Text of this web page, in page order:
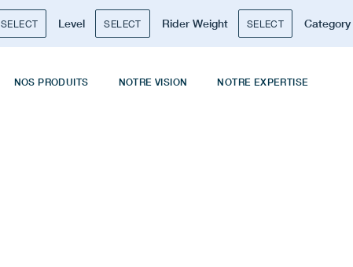
SELECT Level SELECT Rider Weight SELECT Category
NOS PRODUITS NOTRE VISION NOTRE EXPERTISE